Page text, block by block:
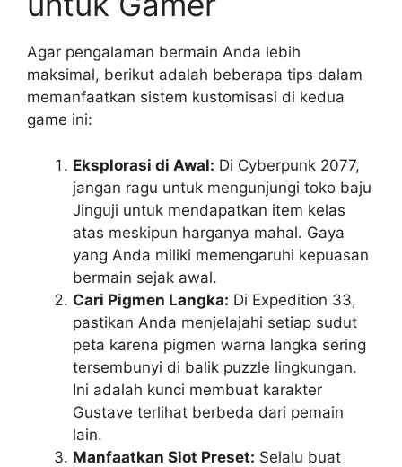
Agar pengalaman bermain Anda lebih
maksimal, berikut adalah beberapa tips dalam
memanfaatkan sistem kustomisasi di kedua
game ini:
Eksplorasi di Awal: Di Cyberpunk 2077,
jangan ragu untuk mengunjungi toko baju
Jinguji untuk mendapatkan item kelas
atas meskipun harganya mahal. Gaya
yang Anda miliki memengaruhi kepuasan
bermain sejak awal.
Cari Pigmen Langka: Di Expedition 33,
pastikan Anda menjelajahi setiap sudut
peta karena pigmen warna langka sering
tersembunyi di balik puzzle lingkungan.
Ini adalah kunci membuat karakter
Gustave terlihat berbeda dari pemain
lain.
Manfaatkan Slot Preset: Selalu buat